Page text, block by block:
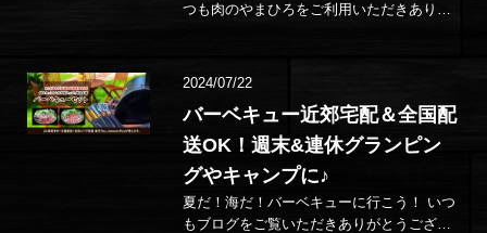
つも肉のやまひろをご利用いただきありが
2024/07/22
バーベキュー近郊宅配＆全国配
送OK！週末&連休グランピン
グやキャンプに♪
夏だ！海だ！バーベキューに行こう！ いつ
もブログをご覧いただきありがとうござい